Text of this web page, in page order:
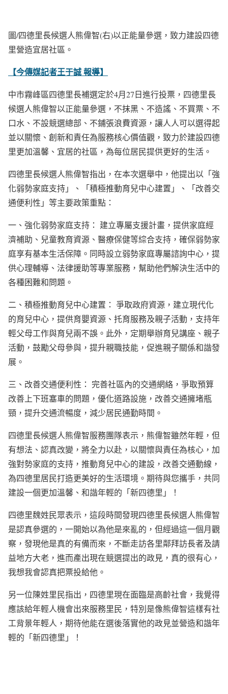
圖/四德里長候選人熊偉智(右)以正能量參選，致力建設四德
里營造宜居社區。
【今傳媒記者王于誠 報導】
中市霧峰區四德里長補選定於4月27日進行投票，四德里長
候選人熊偉智以正能量參選，不抹黑、不造謠、不買票、不
口水、不設競選總部、不鋪張浪費資源，讓人人可以選得起
並以關懷、創新和責任為服務核心價值觀，致力於建設四德
里更加溫馨、宜居的社區，為每位居民提供更好的生活。
四德里長候選人熊偉智指出，在本次選舉中，他提出以「強
化弱勢家庭支持」、「積極推動育兒中心建置」、「改善交
通便利性」等主要政策重點：
一、強化弱勢家庭支持： 建立專屬支援計畫，提供家庭經
濟補助、兒童教育資源、醫療保健等綜合支持，確保弱勢家
庭享有基本生活保障。同時設立弱勢家庭專屬諮詢中心，提
供心理輔導、法律援助等專業服務，幫助他們解決生活中的
各種困難和問題。
二、積極推動育兒中心建置： 爭取政府資源，建立現代化
的育兒中心，提供育嬰資源、托育服務及親子活動，支持年
輕父母工作與育兒兩不誤。此外，定期舉辦育兒講座、親子
活動，鼓勵父母參與，提升親職技能，促進親子關係和諧發
展。
三、改善交通便利性： 完善社區內的交通網絡，爭取預算
改善上下班塞車的問題，優化道路設施，改善交通擁堵瓶
頸，提升交通流暢度，減少居民通勤時間。
四德里長候選人熊偉智服務團隊表示，熊偉智雖然年輕，但
有想法、認真改變，將全力以赴，以關懷與責任為核心，加
強對勢家庭的支持，推動育兒中心的建設，改善交通動線，
為四德里居民打造更美好的生活環境。期待與您攜手，共同
建設一個更加溫馨、和諧年輕的「新四德里」！
四德里魏姓民眾表示，這段時間發現四德里長候選人熊偉智
是認真參選的，一開始以為他是來亂的，但經過這一個月觀
察，發現他是真的有備而來，不斷走訪各里鄰拜訪長者及請
益地方大老，進而產出現在競選提出的政見，真的很有心，
我想我會認真把票投給他。
另一位陳姓里民指出，四德里現在面臨是高齡社會，我覺得
應該給年輕人機會出來服務里民，特別是像熊偉智這樣有社
工背景年輕人，期待他能在選後落實他的政見並營造和諧年
輕的「新四德里」！